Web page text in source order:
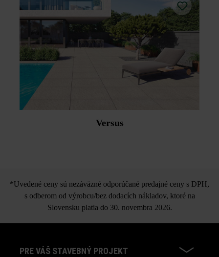
Versus
*Uvedené ceny sú nezáväzné odporúčané predajné ceny s DPH,
s odberom od výrobcu/bez dodacích nákladov, ktoré na
Slovensku platia do 30. novembra 2026.
PRE VÁŠ STAVEBNÝ PROJEKT